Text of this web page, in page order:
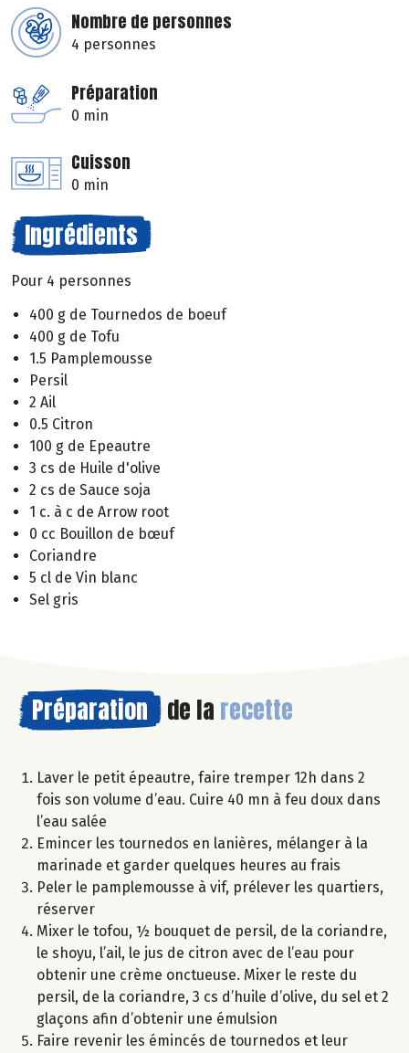
Nombre de personnes
4 personnes
Préparation
0 min
Cuisson
0 min
Ingrédients
Pour 4 personnes
400 g de Tournedos de boeuf
400 g de Tofu
1.5 Pamplemousse
Persil
2 Ail
0.5 Citron
100 g de Epeautre
3 cs de Huile d'olive
2 cs de Sauce soja
1 c. à c de Arrow root
0 cc Bouillon de bœuf
Coriandre
5 cl de Vin blanc
Sel gris
Préparation de la recette
Laver le petit épeautre, faire tremper 12h dans 2
fois son volume d’eau. Cuire 40 mn à feu doux dans
l’eau salée
Emincer les tournedos en lanières, mélanger à la
marinade et garder quelques heures au frais
Peler le pamplemousse à vif, prélever les quartiers,
réserver
Mixer le tofou, ½ bouquet de persil, de la coriandre,
le shoyu, l’ail, le jus de citron avec de l’eau pour
obtenir une crème onctueuse. Mixer le reste du
persil, de la coriandre, 3 cs d’huile d’olive, du sel et 2
glaçons afin d’obtenir une émulsion
Faire revenir les émincés de tournedos et leur